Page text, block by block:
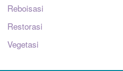
Reboisasi
Restorasi
Vegetasi